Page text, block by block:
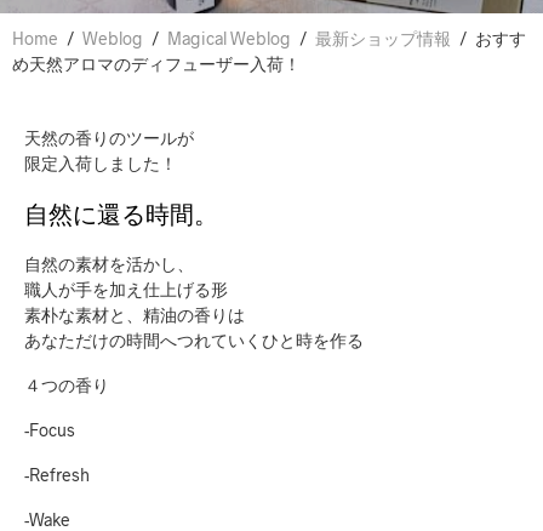
Home / Weblog / Magical Weblog / 最新ショップ情報 / おすす
め天然アロマのディフューザー入荷！
天然の香りのツールが
限定入荷しました！
自然に還る時間。
自然の素材を活かし、
職人が手を加え仕上げる形
素朴な素材と、精油の香りは
あなただけの時間へつれていくひと時を作る
４つの香り
-Focus
-Refresh
-Wake